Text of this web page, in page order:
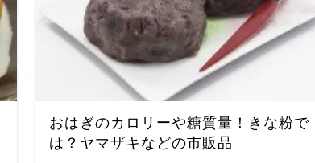
おはぎのカロリーや糖質量！きな粉で
は？ヤマザキなどの市販品